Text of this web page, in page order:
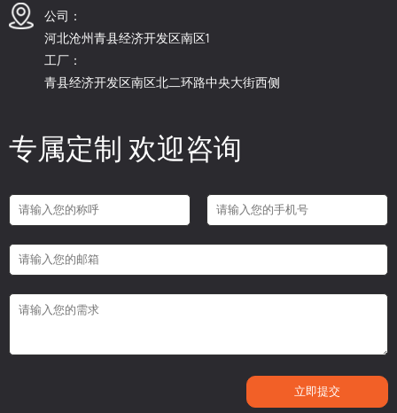
公司：
河北沧州青县经济开发区南区1
工厂：
青县经济开发区南区北二环路中央大街西侧
专属定制 欢迎咨询